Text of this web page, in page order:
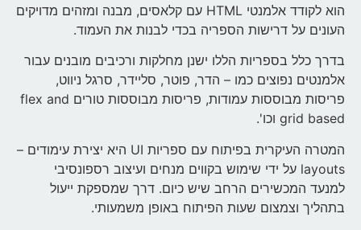
הוא לקודד אלמנטי HTML עם קלאסים, מבנה ומזהים מדויקים
העונים על דרישות הספריה בכדי לבנות את העמוד.
בדרך כלל בספריות הללו ישנן מחלקות ורכיבים מובנים עבור
אלמנטים נפוצים כמו – הדר, פוטר, סליידר, סרגל ניווט,
פריסות מבוססות עמודות, פריסות מבוססות טורים flex and
grid based וכו'.
המטרה העיקרית בפיתוח עם ספריות UI היא יצירת עימודים –
layouts על ידי שימוש בקווים מנחים ועיצוב רספונסיבי
למנעד המכשירים הרחב שיש כיום. דרך שמספקת ייעול
בתהליך וצמצום שעות הפיתוח באופן משמעותי.